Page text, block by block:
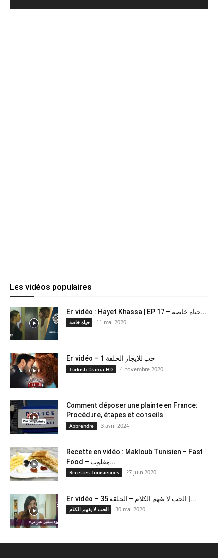
Les vidéos populaires
En vidéo : Hayet Khassa | EP 17 – حياة خاصة...
حياة خاصة 11 mai 2020
En vidéo – حب للايجار الحلقة 1
Turkish Drama HD 4 novembre 2020
Comment déposer une plainte en France:
Procédure, étapes et conseils
Apprendre 3 avril 2024
Recette en vidéo : Makloub Tunisien – Fast
Food – مقلوب...
Recettes Tunisiennes 27 juin 2020
En vidéo – الحب لا يفهم الكلام – الحلقة 35 |...
الحب لا يفهم الكلام 30 mai 2020